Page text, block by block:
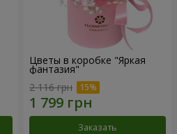
Цветы в коробке "Яркая
фантазия"
2 116 грн
Заказать